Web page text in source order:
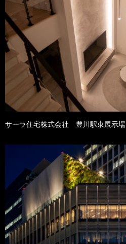
サーラ住宅株式会社 豊川駅東展示場